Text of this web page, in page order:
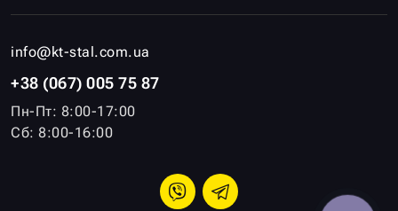
використовується вуглицева або
Додаткова інформація
Металевий квадрат часто застосовують для
металоконструкцій, а також з нього
виробляють заклепки і велику кількість інших
info@kt-stal.com.ua
+38 (067) 005 75 87
Пн-Пт: 8:00-17:00
Сб: 8:00-16:00